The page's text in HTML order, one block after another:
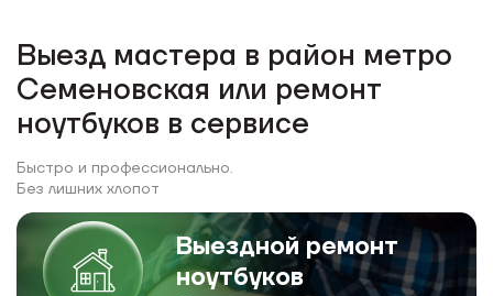
Выезд мастера в район метро
Семеновская или ремонт
ноутбуков в сервисе
Быстро и профессионально.
Без лишних хлопот
Выездной ремонт
ноутбуков